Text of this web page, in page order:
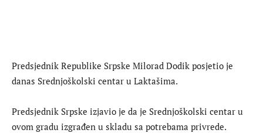
Predsjednik Republike Srpske Milorad Dodik posjetio je
danas Srednjoškolski centar u Laktašima.
Predsjednik Srpske izjavio je da je Srednjoškolski centar u
ovom gradu izgrađen u skladu sa potrebama privrede.